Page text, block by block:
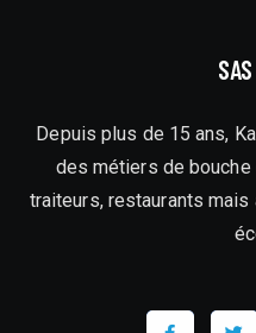
Depuis plus de 15 ans,
des métiers de
traiteurs, restaurants